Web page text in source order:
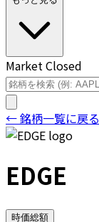
Market Closed
← 銘柄一覧に戻る
EDGE
時価総額